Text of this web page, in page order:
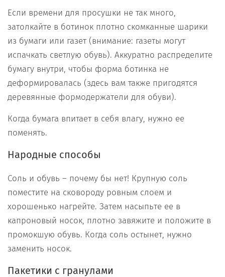
Если времени для просушки не так много,
затолкайте в ботинок плотно скомканные шарики
из бумаги или газет (внимание: газеты могут
испачкать светлую обувь). Аккуратно распределите
бумагу внутри, чтобы форма ботинка не
деформировалась (здесь вам также пригодятся
деревянные формодержатели для обуви).
Когда бумага впитает в себя влагу, нужно ее
поменять.
Народные способы
Соль и обувь – почему бы нет! Крупную соль
поместите на сковороду ровным слоем и
хорошенько нагрейте. Затем насыпьте ее в
капроновый носок, плотно завяжите и положите в
промокшую обувь. Когда соль остынет, нужно
заменить носок.
Пакетики с гранулами